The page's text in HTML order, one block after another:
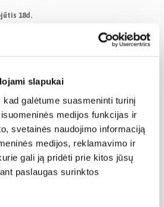
slapukai
kad galėtume suasmeninti turinį
medijos funkcijas ir
svetainės naudojimo informaciją
medijos, reklamavimo ir
gali ją pridėti prie kitos jūsų
paslaugas surinktos
18d.
18d.
(2,19 €)
18d.
€)
18d.
(3,99 €)